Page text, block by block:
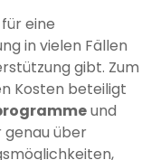
eine
in vielen Fällen
gibt. Zum
Kosten beteiligt
und
genau über